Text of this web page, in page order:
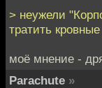
> неужели
тратить
моё мнение -
Parachute »